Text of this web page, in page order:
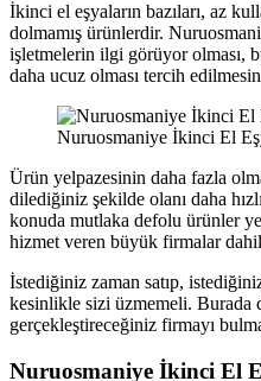
İkinci el eşyaların bazıları, az
dolmamış ürünlerdir.
işletmelerin ilgi görüyor olması,
daha ucuz olması tercih
Nuruosmaniye İkinci El
Ürün yelpazesinin daha fazla
dilediğiniz şekilde olanı daha
konuda mutlaka defolu ürünler
hizmet veren büyük firmalar
İstediğiniz zaman satıp,
kesinlikle sizi üzmemeli. Burada
gerçekleştireceğiniz firmayı
Nuruosmaniye İkinci El